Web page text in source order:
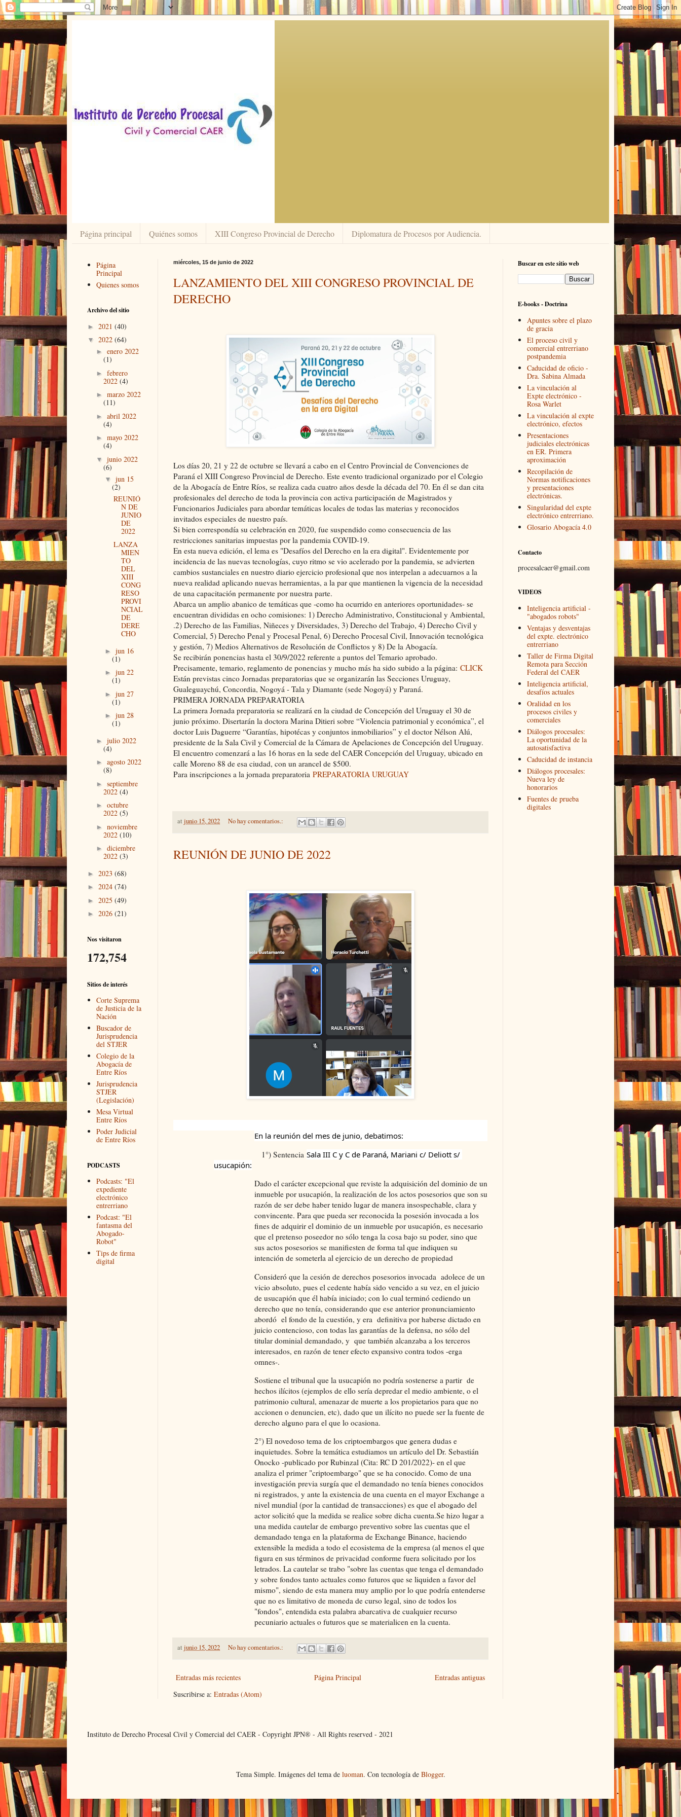
Página principal Quiénes somos XIII Congreso Provincial de Derecho Diplomatura de Procesos por Audiencia.
miércoles, 15 de junio de 2022
LANZAMIENTO DEL XIII CONGRESO PROVINCIAL DE
DERECHO
Los días 20, 21 y 22 de octubre se llevará a cabo en el Centro Provincial de Convenciones de
Paraná el XIII Congreso Provincial de Derecho. Este evento tradicional organizado por el Colegio
de la Abogacía de Entre Ríos, se realiza cada cuatro años desde la década del 70. En él se dan cita
profesionales del derecho de toda la provincia con activa participación de Magistrados y
Funcionarios Judiciales para abordar temáticas locales de todas las materias y reconocidos
invitados especiales de nuestro país.
Si bien correspondía su celebración en 2020, fue suspendido como consecuencia de las
restricciones sanitarias impuestas por la pandemia COVID-19.
En esta nueva edición, el lema es "Desafíos del Derecho en la era digital". Evidentemente por
incidencia de las nuevas tecnologías, cuyo ritmo se vio acelerado por la pandemia, se advierten
cambios sustanciales en nuestro diario ejercicio profesional que nos interpelan a adecuarnos a la
nueva realidad aplicando nuevas herramientas, a la par que mantienen la vigencia de la necesidad
de una capacitación permanente por nuestra parte.
Abarca un amplio abanico de temáticas que -como ha ocurrido en anteriores oportunidades- se
encuentran divididas en ocho comisiones: 1) Derecho Administrativo, Constitucional y Ambiental,
.2) Derecho de las Familias, Niñeces y Diversidades, 3) Derecho del Trabajo, 4) Derecho Civil y
Comercial, 5) Derecho Penal y Procesal Penal, 6) Derecho Procesal Civil, Innovación tecnológica
y gestión, 7) Medios Alternativos de Resolución de Conflictos y 8) De la Abogacía.
Se recibirán ponencias hasta el 30/9/2022 referente a puntos del Temario aprobado.
Precisamente, temario, reglamento de ponencias y mucho más ha sido subido a la página: CLICK
Están previstas cinco Jornadas preparatorias que se organizarán las Secciones Uruguay,
Gualeguaychú, Concordia, Nogoyá - Tala y Diamante (sede Nogoyá) y Paraná.
PRIMERA JORNADA PREPARATORIA
La primera Jornada preparatoria se realizará en la ciudad de Concepción del Uruguay el 30 de
junio próximo. Disertarán la doctora Marina Ditieri sobre “Violencia patrimonial y económica”, el
doctor Luis Daguerre “Garantías, hipotécas y conjuntos inmobiliarios” y el doctor Nélson Alú,
presidente de la Sala Civil y Comercial de la Cámara de Apelaciones de Concepción del Uruguay.
El encuentro comenzará a las 16 horas en la sede del CAER Concepción del Uruguay, ubicado en
calle Moreno 88 de esa ciudad, con un arancel de $500.
Para inscripciones a la jornada preparatoria PREPARATORIA URUGUAY
at junio 15, 2022 No hay comentarios.:
REUNIÓN DE JUNIO DE 2022
En la reunión del mes de junio, debatimos:
1°) Sentencia Sala III C y C de Paraná, Mariani c/ Deliott s/
usucapión:
Dado el carácter excepcional que reviste la adquisición del dominio de un
inmueble por usucapión, la realización de los actos posesorios que son su
razón de ser debe haber tenido lugar de manera insospechable, clara y
convincente. Para que pueda ser reconocida la posesión invocada a los
fines de adquirir el dominio de un inmueble por usucapión, es necesario
que el pretenso poseedor no sólo tenga la cosa bajo su poder, sino que
sus actos posesorios se manifiesten de forma tal que indiquen su
intención de someterla al ejercicio de un derecho de propiedad
Consideró que la cesión de derechos posesorios invocada adolece de un
vicio absoluto, pues el cedente había sido vencido a su vez, en el juicio
de usucapión que él había iniciado; con lo cual terminó cediendo un
derecho que no tenía, considerando que ese anterior pronunciamiento
abordó el fondo de la cuestión, y era definitiva por haberse dictado en
juicio contencioso, con todas las garantías de la defensa, no sólo del
titular dominial demandado, y que también alcanzaba a los terceros
interesados, en razón de tener efecto expansivo contra todos -erga
omnes-.
Sostiene el tribunal que la usucapión no podría sostenerse a partir de
hechos ilícitos (ejemplos de ello sería depredar el medio ambiente, o el
patrimonio cultural, amenazar de muerte a los propietarios para que no
accionen o denuncien, etc), dado que un ilícito no puede ser la fuente de
derecho alguno para el que lo ocasiona.
2°) El novedoso tema de los criptoembargos que genera dudas e
inquietudes. Sobre la temática estudiamos un artículo del Dr. Sebastián
Onocko -publicado por Rubinzal (Cita: RC D 201/2022)- en el que
analiza el primer "criptoembargo" que se ha conocido. Como de una
investigación previa surgía que el demandado no tenía bienes conocidos
ni registrados, y ante la existencia de una cuenta en el mayor Exchange a
nivel mundial (por la cantidad de transacciones) es que el abogado del
actor solicitó que la medida se realice sobre dicha cuenta.Se hizo lugar a
una medida cautelar de embargo preventivo sobre las cuentas que el
demandado tenga en la plataforma de Exchange Binance, haciendo
extensible la medida a todo el ecosistema de la empresa (al menos el que
figura en sus términos de privacidad conforme fuera solicitado por los
letrados. La cautelar se trabo "sobre las cuentas que tenga el demandado
y sobre fondos tanto actuales como futuros que se liquiden a favor del
mismo", siendo de esta manera muy amplio por lo que podría entenderse
que no es limitativo de moneda de curso legal, sino de todos los
"fondos", entendida esta palabra abarcativa de cualquier recurso
pecuniario actuales o futuros que se materialicen en la cuenta.
at junio 15, 2022 No hay comentarios.:
Entradas más recientes Entradas antiguas
Página Principal
Suscribirse a: Entradas (Atom)
Página
Principal
Quienes somos
Archivo del sitio
► 2021 (40)
▼ 2022 (64)
► enero 2022
(1)
► febrero
2022 (4)
► marzo 2022
(11)
► abril 2022
(4)
► mayo 2022
(4)
▼ junio 2022
(6)
▼ jun 15
(2)
REUNIÓ
N DE
JUNIO
DE
2022
LANZA
MIEN
TO
DEL
XIII
CONG
RESO
PROVI
NCIAL
DE
DERE
CHO
► jun 16
(1)
► jun 22
(1)
► jun 27
(1)
► jun 28
(1)
► julio 2022
(4)
► agosto 2022
(8)
► septiembre
2022 (4)
► octubre
2022 (5)
► noviembre
2022 (10)
► diciembre
2022 (3)
► 2023 (68)
► 2024 (74)
► 2025 (49)
► 2026 (21)
Nos visitaron
172,754
Sitios de interés
Corte Suprema
de Justicia de la
Nación
Buscador de
Jurisprudencia
del STJER
Colegio de la
Abogacía de
Entre Ríos
Jurisprudencia
STJER
(Legislación)
Mesa Virtual
Entre Ríos
Poder Judicial
de Entre Ríos
PODCASTS
Podcasts: "El
expediente
electrónico
entrerriano
Podcast: "El
fantasma del
Abogado-
Robot"
Tips de firma
digital
Buscar en este sitio web
E-books - Doctrina
Apuntes sobre el plazo
de gracia
El proceso civil y
comercial entrerriano
postpandemia
Caducidad de oficio -
Dra. Sabina Almada
La vinculación al
Expte electrónico -
Rosa Warlet
La vinculación al expte
electrónico, efectos
Presentaciones
judiciales electrónicas
en ER. Primera
aproximación
Recopilación de
Normas notificaciones
y presentaciones
electrónicas.
Singularidad del expte
electrónico entrerriano.
Glosario Abogacía 4.0
Contacto
procesalcaer@gmail.com
VIDEOS
Inteligencia artificial -
"abogados robots"
Ventajas y desventajas
del expte. electrónico
entrerriano
Taller de Firma Digital
Remota para Sección
Federal del CAER
Inteligencia artificial,
desafíos actuales
Oralidad en los
procesos civiles y
comerciales
Diálogos procesales:
La oportunidad de la
autosatisfactiva
Caducidad de instancia
Diálogos procesales:
Nueva ley de
honorarios
Fuentes de prueba
digitales
Instituto de Derecho Procesal Civil y Comercial del CAER - Copyright JPN® - All Rights reserved - 2021
Tema Simple. Imágenes del tema de luoman. Con tecnología de Blogger.